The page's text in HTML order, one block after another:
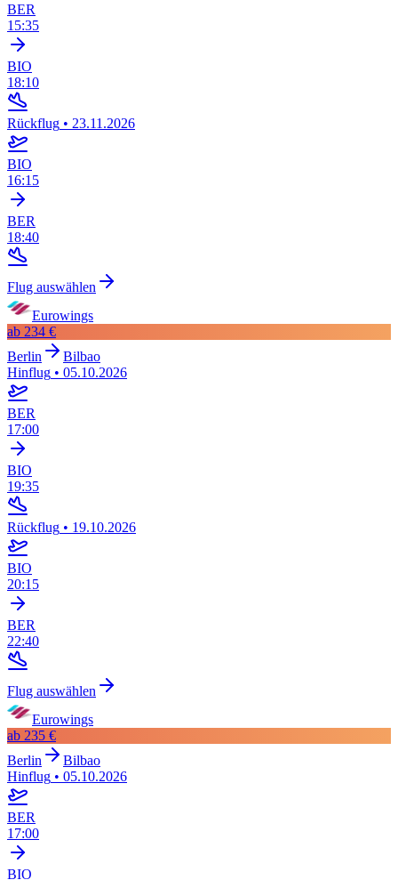
BER
15:35
BIO
18:10
Rückflug • 23.11.2026
BIO
16:15
BER
18:40
Flug auswählen
Eurowings
ab 234 €
Berlin
Bilbao
Hinflug • 05.10.2026
BER
17:00
BIO
19:35
Rückflug • 19.10.2026
BIO
20:15
BER
22:40
Flug auswählen
Eurowings
ab 235 €
Berlin
Bilbao
Hinflug • 05.10.2026
BER
17:00
BIO